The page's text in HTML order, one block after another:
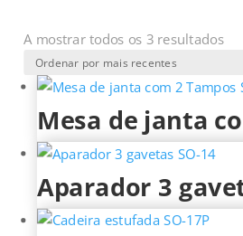
A mostrar todos os 3 resultados
Mesa de janta
Aparador 3